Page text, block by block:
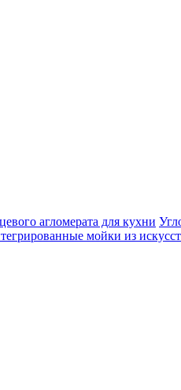
агломерата для кухни
мойки из